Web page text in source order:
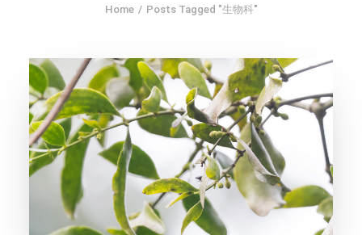
社交平台
字型大小
Home Posts Tagged "生物科"